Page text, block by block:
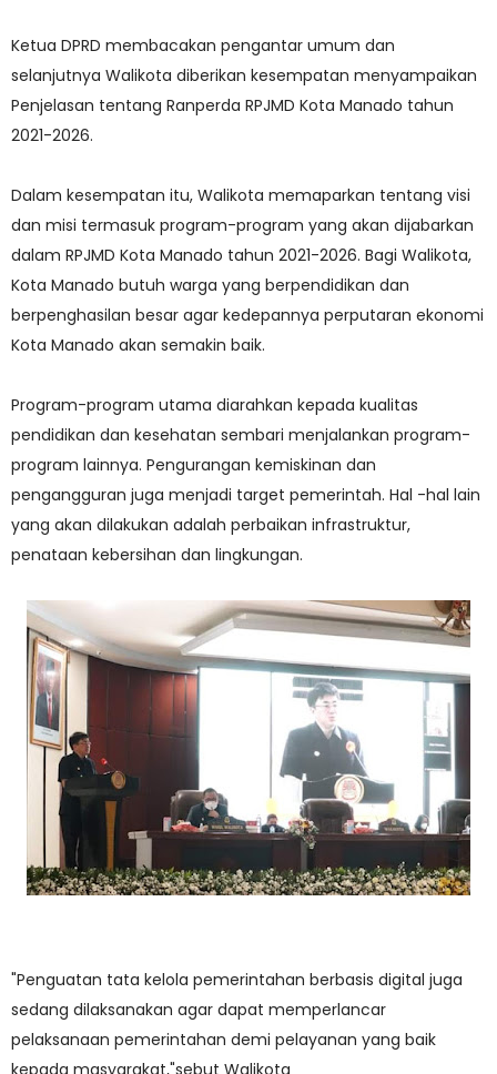
Ketua DPRD membacakan pengantar umum dan
selanjutnya Walikota diberikan kesempatan menyampaikan
Penjelasan tentang Ranperda RPJMD Kota Manado tahun
2021-2026.
Dalam kesempatan itu, Walikota memaparkan tentang visi
dan misi termasuk program-program yang akan dijabarkan
dalam RPJMD Kota Manado tahun 2021-2026. Bagi Walikota,
Kota Manado butuh warga yang berpendidikan dan
berpenghasilan besar agar kedepannya perputaran ekonomi
Kota Manado akan semakin baik.
Program-program utama diarahkan kepada kualitas
pendidikan dan kesehatan sembari menjalankan program-
program lainnya. Pengurangan kemiskinan dan
pengangguran juga menjadi target pemerintah. Hal -hal lain
yang akan dilakukan adalah perbaikan infrastruktur,
penataan kebersihan dan lingkungan.
"Penguatan tata kelola pemerintahan berbasis digital juga
sedang dilaksanakan agar dapat memperlancar
pelaksanaan pemerintahan demi pelayanan yang baik
kepada masyarakat,"sebut Walikota